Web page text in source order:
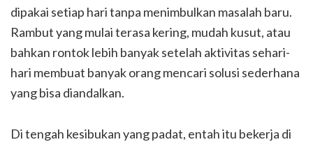
dipakai setiap hari tanpa menimbulkan masalah baru.
Rambut yang mulai terasa kering, mudah kusut, atau
bahkan rontok lebih banyak setelah aktivitas sehari-
hari membuat banyak orang mencari solusi sederhana
yang bisa diandalkan.
Di tengah kesibukan yang padat, entah itu bekerja di